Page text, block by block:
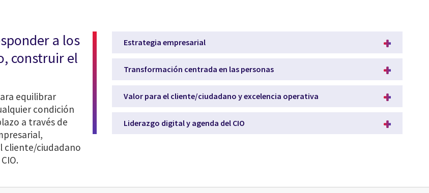
a los
construir el
equilibrar
condición
a través de
cliente/ciudadano
Estrategia empresarial
Transformación centrada en las personas
Valor para el cliente/ciudadano y excelencia operativa
Liderazgo digital y agenda del CIO